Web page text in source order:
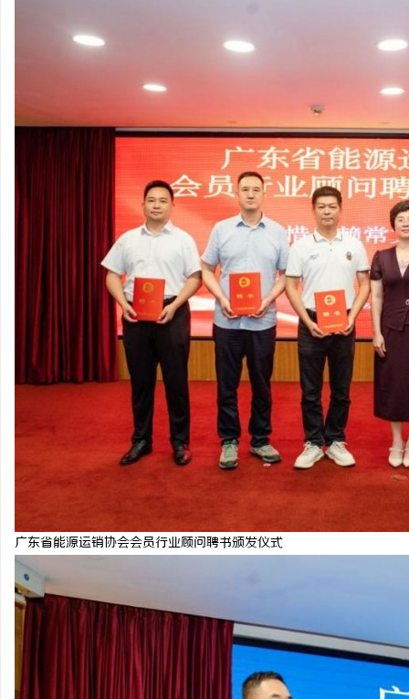
广东省能源运销协会会员行业顾问聘书颁发仪式